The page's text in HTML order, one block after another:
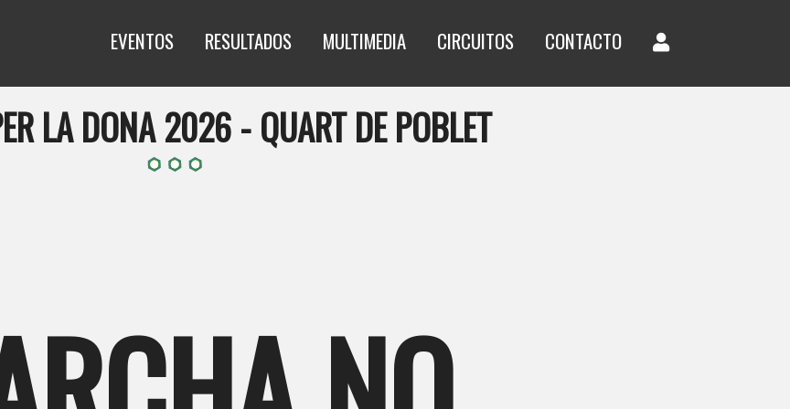
EVENTOS RESULTADOS MULTIMEDIA CIRCUITOS CONTACTO
LA DONA 2026 - QUART DE POBLET